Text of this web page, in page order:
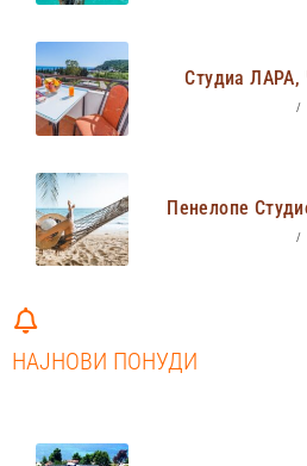
Студиа ЛАРА,
/
Пенелопе
/
НАЈНОВИ ПОНУДИ